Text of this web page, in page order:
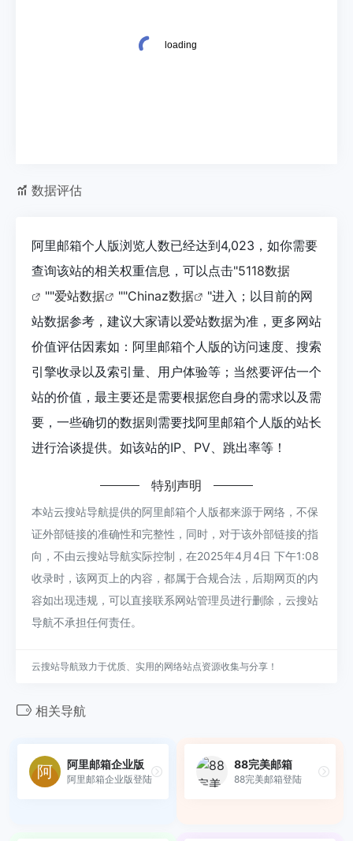
数据评估
阿里邮箱个人版浏览人数已经达到4,023，如你需要
查询该站的相关权重信息，可以点击"5118数据
""爱站数据 ""Chinaz数据
"进入；以目前的网
站数据参考，建议大家请以爱站数据为准，更多网站
价值评估因素如：阿里邮箱个人版的访问速度、搜索
引擎收录以及索引量、用户体验等；当然要评估一个
站的价值，最主要还是需要根据您自身的需求以及需
要，一些确切的数据则需要找阿里邮箱个人版的站长
进行洽谈提供。如该站的IP、PV、跳出率等！
特别声明
本站云搜站导航提供的阿里邮箱个人版都来源于网络，不保
证外部链接的准确性和完整性，同时，对于该外部链接的指
向，不由云搜站导航实际控制，在2025年4月4日 下午1:08
收录时，该网页上的内容，都属于合规合法，后期网页的内
容如出现违规，可以直接联系网站管理员进行删除，云搜站
导航不承担任何责任。
云搜站导航致力于优质、实用的网络站点资源收集与分享！
相关导航
阿里邮箱企业版
阿里邮箱企业版登陆
88完美邮箱
88完美邮箱登陆